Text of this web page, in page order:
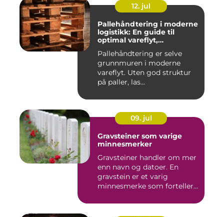
12. jul
Pallehåndtering i moderne
logistikk: En guide til
optimal vareflyt,
terminaleffektivitet
Pallehåndtering er selve
grunnmuren i moderne
vareflyt. Uten god struktur
på paller, las...
09. jul
Gravsteiner som varige
minnesmerker
Gravsteiner handler om mer
enn navn og datoer. En
gravstein er et varig
minnesmerke som forteller